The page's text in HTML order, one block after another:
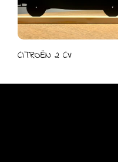
CITROËN 2 CV